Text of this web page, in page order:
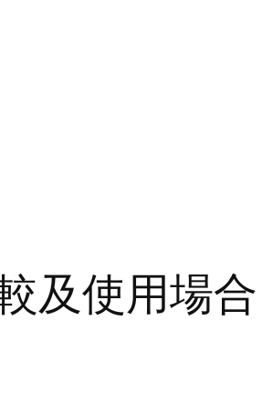
及使用場合